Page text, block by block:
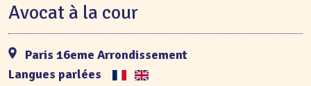
Avocat à la cour
Paris 16eme Arrondissement
Langues parlées